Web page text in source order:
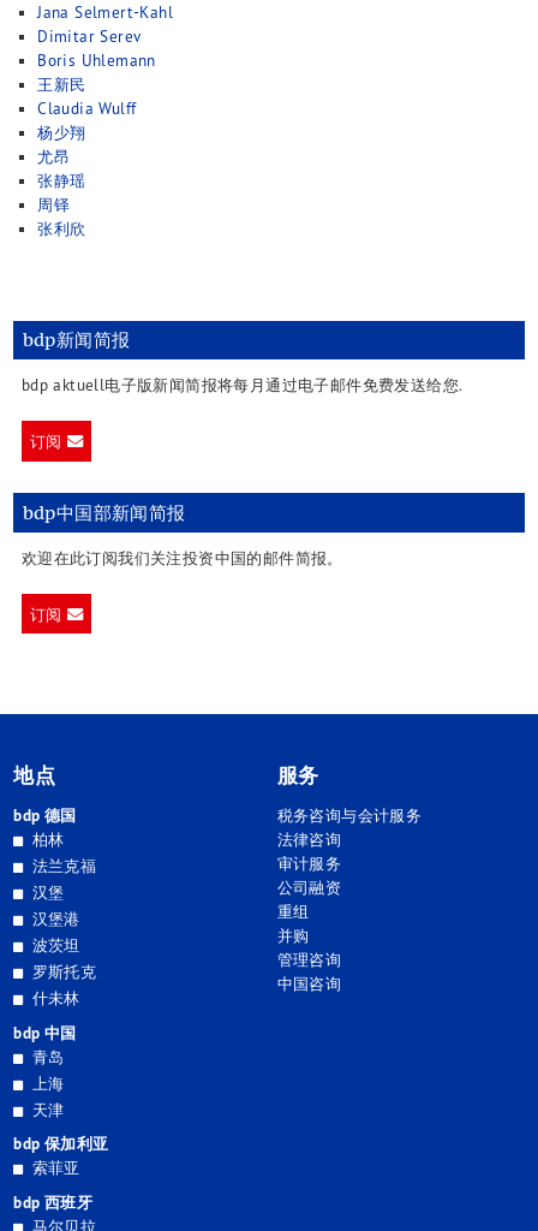
Jana Selmert-Kahl
Dimitar Serev
Boris Uhlemann
王新民
Claudia Wulff
杨少翔
尤昂
张静瑶
周铎
张利欣
bdp新闻简报
bdp aktuell电子版新闻简报将每月通过电子邮件免费发送给您.
订阅
bdp中国部新闻简报
欢迎在此订阅我们关注投资中国的邮件简报。
订阅
地点
bdp 德国
柏林
法兰克福
汉堡
汉堡港
波茨坦
罗斯托克
什未林
bdp 中国
青岛
上海
天津
bdp 保加利亚
索菲亚
bdp 西班牙
马尔贝拉
服务
税务咨询与会计服务
法律咨询
审计服务
公司融资
重组
并购
管理咨询
中国咨询